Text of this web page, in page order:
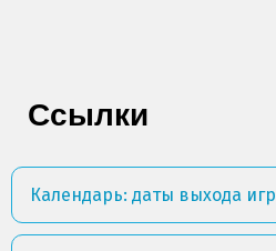
Ссылки
Календарь: даты выхода игр